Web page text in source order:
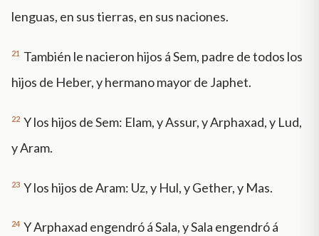
lenguas, en sus tierras, en sus naciones.
21 También le nacieron hijos á Sem, padre de todos los
hijos de Heber, y hermano mayor de Japhet.
22 Y los hijos de Sem: Elam, y Assur, y Arphaxad, y Lud,
y Aram.
23 Y los hijos de Aram: Uz, y Hul, y Gether, y Mas.
24 Y Arphaxad engendró á Sala, y Sala engendró á